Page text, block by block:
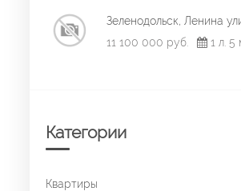
Зеленодольск, Ленина
11 100 000 руб.
1 л. 5
Категории
Квартиры